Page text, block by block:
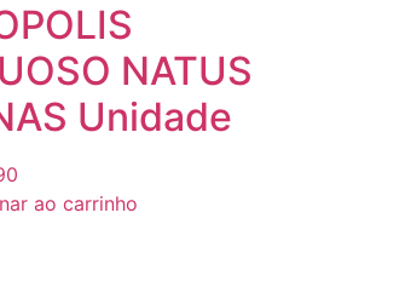
NATUS
Unidade
ao carrinho